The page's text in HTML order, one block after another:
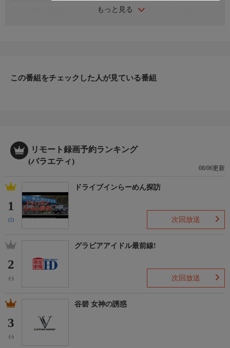
もっと見る
『仙台編 前編』。人生の終盤、どこで、誰と、どう暮ら
この番組をチェックした人が見ている番組
リモート録画予約ランキング
(バラエティ)
08/06更新
1
(2)
ドライブインらーめん探訪
次回放送
2
(-)
グラビアアイドル最前線!
次回放送
3
(-)
谷碧 女神の誘惑